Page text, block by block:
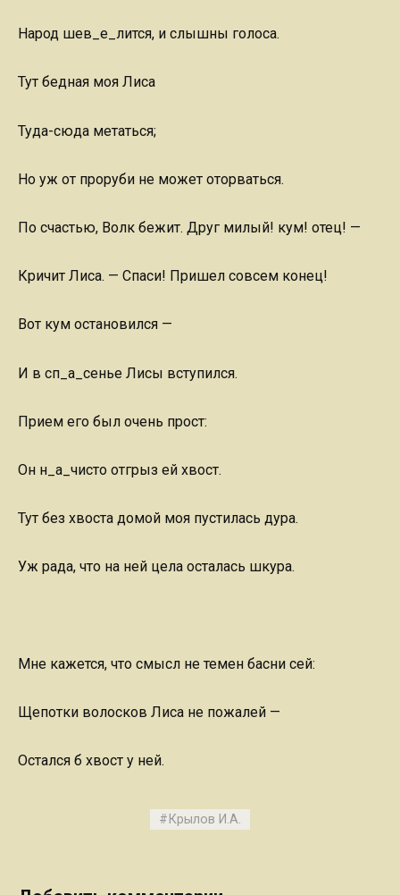
Народ шев_е_лится, и слышны голоса.
Тут бедная моя Лиса
Туда-сюда метаться;
Но уж от проруби не может оторваться.
По счастью, Волк бежит. Друг милый! кум! отец! —
Кричит Лиса. — Спаси! Пришел совсем конец!
Вот кум остановился —
И в сп_а_сенье Лисы вступился.
Прием его был очень прост:
Он н_а_чисто отгрыз ей хвост.
Тут без хвоста домой моя пустилась дура.
Уж рада, что на ней цела осталась шкура.
Мне кажется, что смысл не темен басни сей:
Щепотки волосков Лиса не пожалей —
Остался б хвост у ней.
Крылов И.А.